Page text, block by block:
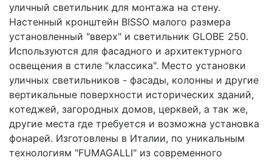
уличный светильник для монтажа на стену.
Настенный кронштейн BISSO малого размера
установленный "вверх" и светильник GLOBE 250.
Используются для фасадного и архитектурного
освещения в стиле "классика". Место установки
уличных светильников - фасады, колонны и другие
вертикальные поверхности исторических зданий,
котеджей, загородных домов, церквей, а так же,
другие места где требуется и возможна установка
фонарей. Изготовлены в Италии, по уникальным
технологиям "FUMAGALLI" из современного